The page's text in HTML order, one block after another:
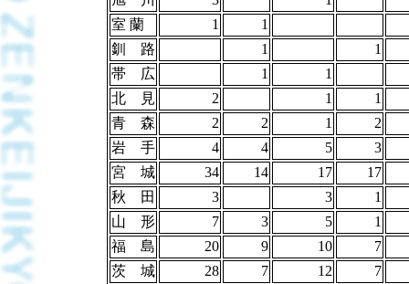
室 蘭
1
1
釧 路
1
1
帯 広
1
1
北 見
2 1
1
青 森
2 2 1
2
岩 手
4 4 5
3
宮 城
34 14 17
17
秋 田
3 3
1
山 形
7 3 5
1
福 島
20 9 10
7
茨 城
28 7 12
7